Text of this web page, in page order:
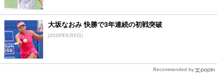
大坂なおみ 快勝で3年連続の初戦突破
(2026年8月6日)
Recommended by